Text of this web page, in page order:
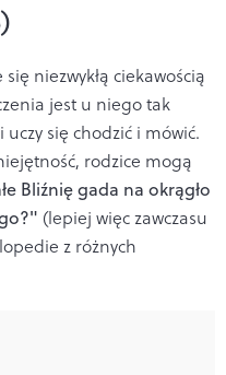
niezwykłą ciekawością
jest u niego tak
się chodzić i mówić.
rodzice mogą
Bliźnię gada na okrągło
(lepiej więc zawczasu
z różnych